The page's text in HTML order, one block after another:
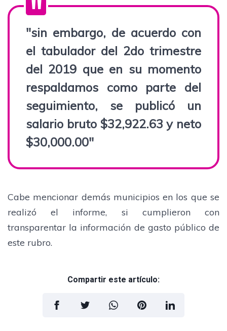
"sin embargo, de acuerdo con
el tabulador del 2do trimestre
del 2019 que en su momento
respaldamos como parte del
seguimiento, se publicó un
salario bruto $32,922.63 y neto
$30,000.00"
Cabe mencionar demás municipios en los que se
realizó el informe, si cumplieron con
transparentar la información de gasto público de
este rubro.
Compartir este artículo: